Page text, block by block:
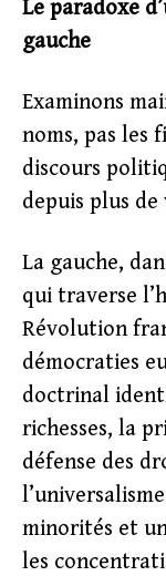
Le paradoxe
gauche
Examinons
noms, pas les
discours
depuis plus de
La gauche,
qui traverse
Révolution
démocraties
doctrinal
richesses, la
défense des
minorités et
les